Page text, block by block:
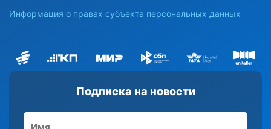
Подписка на новости
Информация о правах субъекта персональных данных